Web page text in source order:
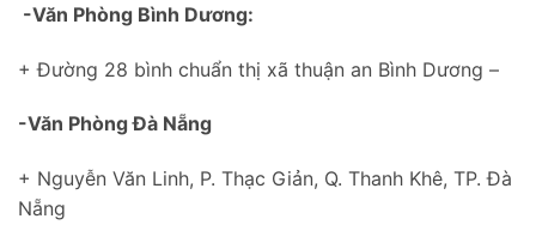
-Văn Phòng Bình Dương:
+ Đường 28 bình chuẩn thị xã thuận an Bình Dương –
-Văn Phòng Đà Nẵng
+ Nguyễn Văn Linh, P. Thạc Giản, Q. Thanh Khê, TP. Đà
Nẵng